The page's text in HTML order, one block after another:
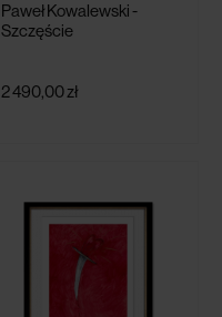
Paweł Kowalewski -
Szczęście
2 490,00 zł